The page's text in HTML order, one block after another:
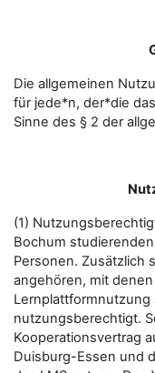
Die allgemeinen
für jede*n, der*die
Sinne des § 2 der
(1)
Bochum
Personen. Zusätzlich
angehören, mit
nutzungsberechtigt.
Kooperationsvertrag
Duisburg-Essen und